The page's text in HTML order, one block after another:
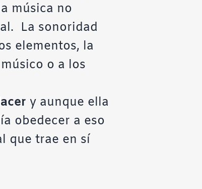
música no
La sonoridad
elementos, la
o a los
y aunque ella
obedecer a eso
que trae en sí